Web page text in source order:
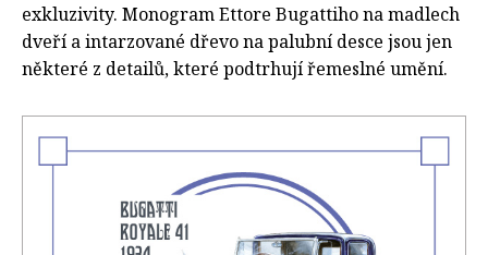
exkluzivity. Monogram Ettore Bugattiho na madlech
dveří a intarzované dřevo na palubní desce jsou jen
některé z detailů, které podtrhují řemeslné umění.